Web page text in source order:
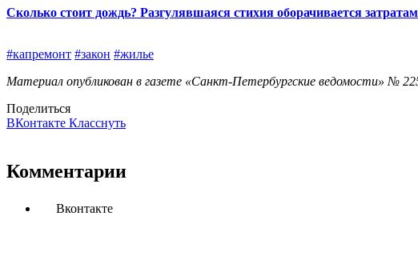
Сколько стоит дождь? Разгулявшаяся стихия оборачивается
#капремонт #закон #жилье
Материал опубликован в газете «Санкт-Петербургские ведомости» №
Поделиться
ВКонтакте Класснуть
Комментарии
Вконтакте